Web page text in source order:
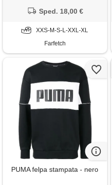
Sped. 18,00 €
XXS-M-S-L-XXL-XL
Farfetch
PUMA felpa stampata - nero